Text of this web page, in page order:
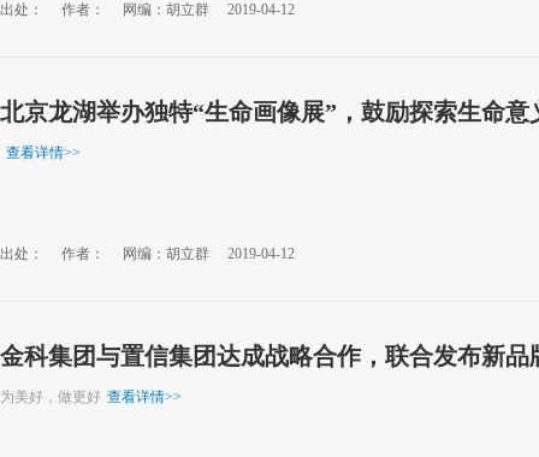
出处： 作者： 网编：胡立群 2019-04-12
北京龙湖举办独特“生命画像展”，鼓励探索生命意
查看详情>>
出处： 作者： 网编：胡立群 2019-04-12
金科集团与置信集团达成战略合作，联合发布新品
为美好，做更好 查看详情>>